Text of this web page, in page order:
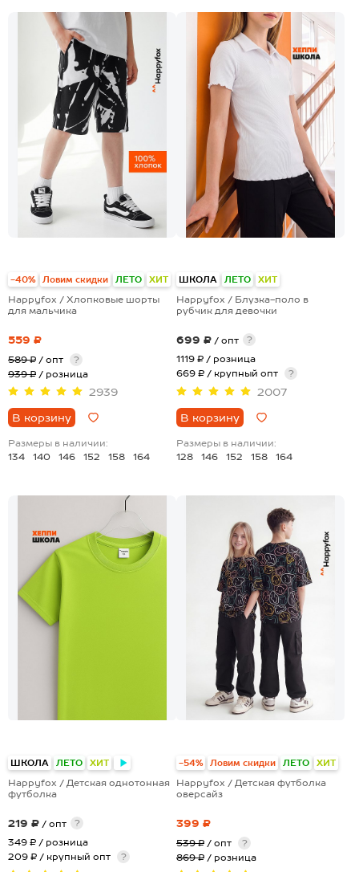
-40% Ловим скидки ЛЕТО ХИТ
Happyfox / Хлопковые шорты
для мальчика
559 ₽
589 ₽ / опт
?
939 ₽ / розница
2939
В корзину
Размеры в наличии:
134
140 146 152 158 164
ШКОЛА ЛЕТО ХИТ
Happyfox / Блузка-поло в
рубчик для девочки
699 ₽ / опт
?
1119 ₽ / розница
669 ₽ / крупный опт
?
2007
В корзину
Размеры в наличии:
128
146 152 158 164
ШКОЛА ЛЕТО ХИТ
Happyfox / Детская однотонная
футболка
219 ₽ / опт
?
349 ₽ / розница
209 ₽ / крупный опт
?
-54% Ловим скидки ЛЕТО ХИТ
Happyfox / Детская футболка
оверсайз
399 ₽
539 ₽ / опт
?
869 ₽ / розница